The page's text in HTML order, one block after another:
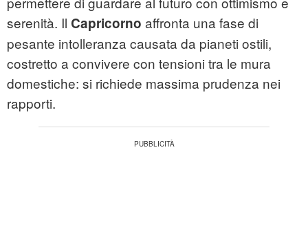
serenità. Il Capricorno affronta una fase di
pesante intolleranza causata da pianeti ostili,
costretto a convivere con tensioni tra le mura
domestiche: si richiede massima prudenza nei
rapporti.